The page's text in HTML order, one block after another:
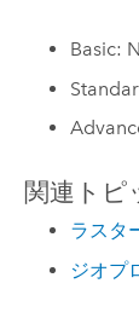
Basic:
関連トピ
ラスタ
ジオプ